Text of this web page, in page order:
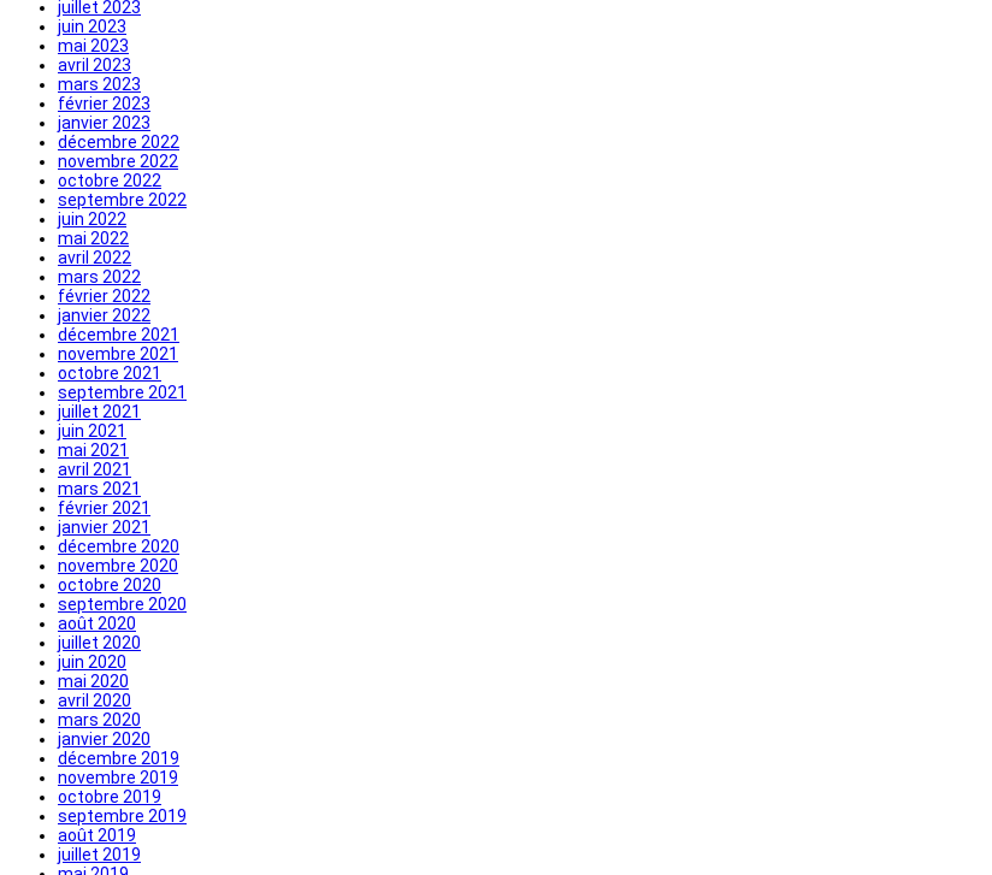
juillet 2023
juin 2023
mai 2023
avril 2023
mars 2023
février 2023
janvier 2023
décembre 2022
novembre 2022
octobre 2022
septembre 2022
juin 2022
mai 2022
avril 2022
mars 2022
février 2022
janvier 2022
décembre 2021
novembre 2021
octobre 2021
septembre 2021
juillet 2021
juin 2021
mai 2021
avril 2021
mars 2021
février 2021
janvier 2021
décembre 2020
novembre 2020
octobre 2020
septembre 2020
août 2020
juillet 2020
juin 2020
mai 2020
avril 2020
mars 2020
janvier 2020
décembre 2019
novembre 2019
octobre 2019
septembre 2019
août 2019
juillet 2019